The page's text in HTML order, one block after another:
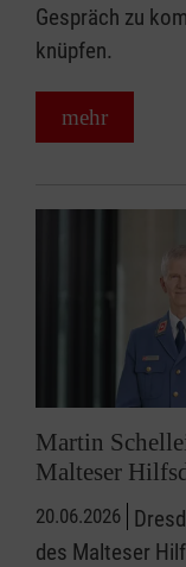
Gespräch zu
knüpfen.
mehr
Martin
Malteser
20.06.2026
des Malteser